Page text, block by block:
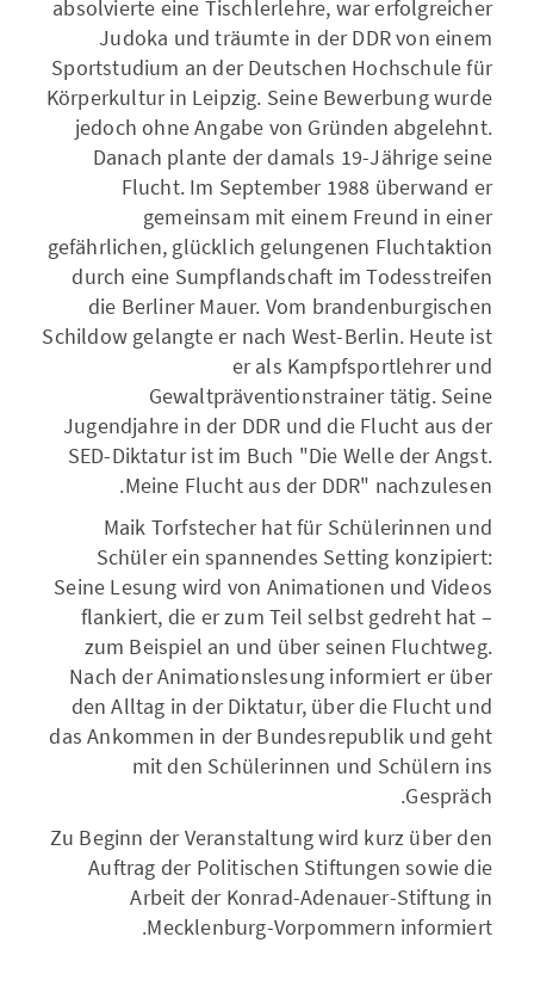
absolvierte eine Tischlerlehre, war erfolgreicher
Judoka und träumte in der DDR von einem
Sportstudium an der Deutschen Hochschule für
Körperkultur in Leipzig. Seine Bewerbung wurde
jedoch ohne Angabe von Gründen abgelehnt.
Danach plante der damals 19-Jährige seine
Flucht. Im September 1988 überwand er
gemeinsam mit einem Freund in einer
gefährlichen, glücklich gelungenen Fluchtaktion
durch eine Sumpflandschaft im Todesstreifen
die Berliner Mauer. Vom brandenburgischen
Schildow gelangte er nach West-Berlin. Heute ist
er als Kampfsportlehrer und
Gewaltpräventionstrainer tätig. Seine
Jugendjahre in der DDR und die Flucht aus der
SED-Diktatur ist im Buch "Die Welle der Angst.
Meine Flucht aus der DDR" nachzulesen.
Maik Torfstecher hat für Schülerinnen und
Schüler ein spannendes Setting konzipiert:
Seine Lesung wird von Animationen und Videos
flankiert, die er zum Teil selbst gedreht hat –
zum Beispiel an und über seinen Fluchtweg.
Nach der Animationslesung informiert er über
den Alltag in der Diktatur, über die Flucht und
das Ankommen in der Bundesrepublik und geht
mit den Schülerinnen und Schülern ins
Gespräch.
Zu Beginn der Veranstaltung wird kurz über den
Auftrag der Politischen Stiftungen sowie die
Arbeit der Konrad-Adenauer-Stiftung in
Mecklenburg-Vorpommern informiert.